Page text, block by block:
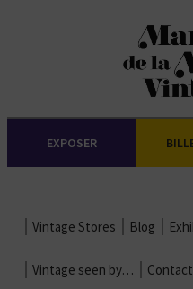
EXPOSER
Vintage Stores Blog
Vintage seen by…